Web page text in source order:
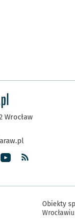
Wrocław
Obiekty
Wrocławiu